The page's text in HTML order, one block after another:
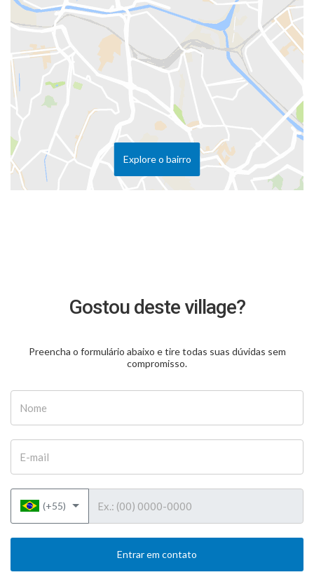
Explore o bairro
Gostou deste village?
Preencha o formulário abaixo e tire todas suas dúvidas sem
compromisso.
(+55)
Entrar em contato